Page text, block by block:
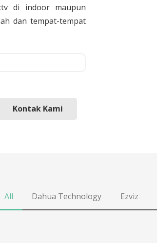
di indoor maupun
dan tempat-tempat
Kontak Kami
All Dahua Technology Ezviz